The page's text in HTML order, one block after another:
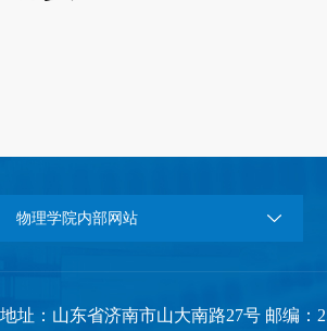
物理学院内部网站
地址：山东省济南市山大南路27号 邮编：